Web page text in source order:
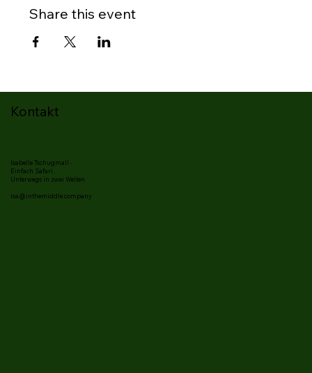
Share this event
Kontakt
Isabelle Tschugmall -
Einfach Safari.
Unterwegs in zwei Welten
isa@inthemiddle.company